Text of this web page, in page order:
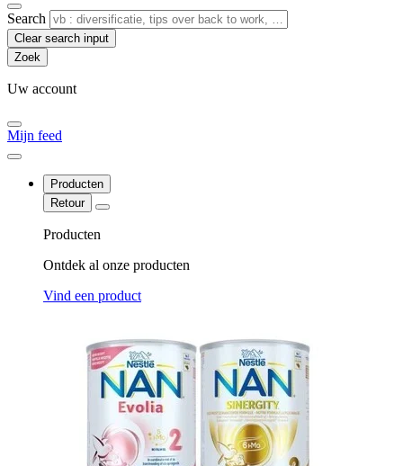
Search
Clear search input
Uw account
Mijn feed
Producten
Retour
Producten
Ontdek al onze producten
Vind een product